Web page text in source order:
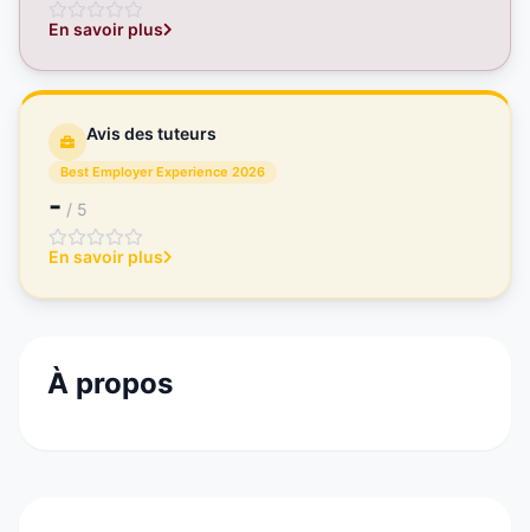
En savoir plus
Avis des tuteurs
Best Employer Experience 2026
- / 5
En savoir plus
À propos